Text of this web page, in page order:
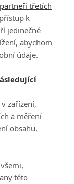
třetích
k
jedinečné
abychom
údaje.
zařízení,
a měření
obsahu,
této